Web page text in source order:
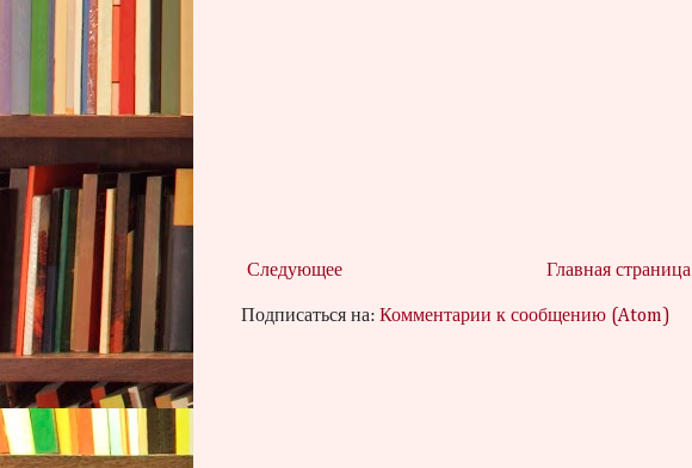
Следующее Главная страница
Подписаться на: Комментарии к сообщению (Atom)